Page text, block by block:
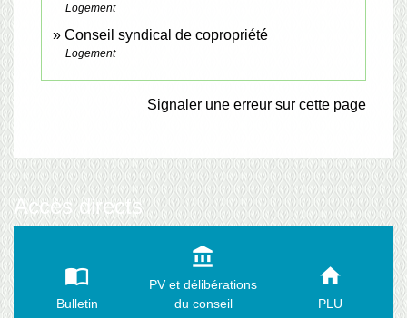
Logement
Conseil syndical de copropriété
Logement
Signaler une erreur sur cette page
Accès directs
import_contacts
Bulletin
account_balance
PV et délibérations
du conseil
home
PLU